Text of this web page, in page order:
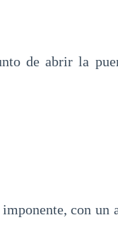
de abrir la
con